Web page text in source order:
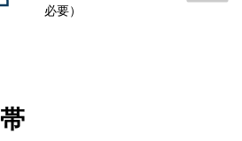
必要）